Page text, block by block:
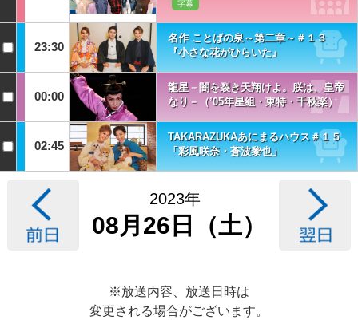
字幕
23:30
名作 ことばの泉～第二章～＃１３
『小さな花がひらいた』
00:00
龍星－闇を裂き天翔けよ。朕は、皇帝
なり－（’05年星組・東特・千秋楽）
02:45
TAKARAZUKAあにまるハウス＃１５
「彩風咲奈・蒼波黎也」
2023年
08月26日（土）
※放送内容、放送日時は
変更される場合がございます。